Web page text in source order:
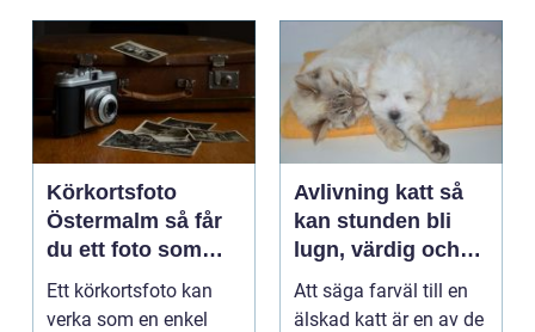
Körkortsfoto
Östermalm så får
du ett foto som
alltid blir godkänt
Ett körkortsfoto kan
verka som en enkel
Avlivning katt så
kan stunden bli
lugn, värdig och
trygg
Att säga farväl till en
älskad katt är en av de